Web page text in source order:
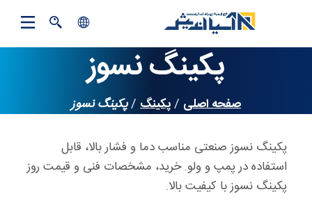
English
Türkiye
العربية
search
پکینگ نسوز
صفحه اصلی /پکینگ /پکینگ نسوز
پکینگ نسوز صنعتی مناسب دما و فشار بالا، قابل
استفاده در پمپ و ولو. خرید، مشخصات فنی و قیمت روز
پکینگ نسوز با کیفیت بالا.